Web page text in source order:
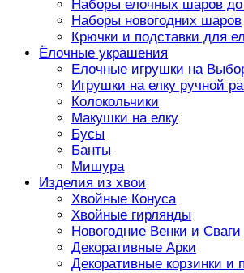
Наборы елочных шаров
Наборы новогодних шаров
Крючки и подставки для
Ёлочные украшения
Елочные игрушки на
Игрушки на елку ручной
Колокольчики
Макушки на елку
Бусы
Банты
Мишура
Изделия из хвои
Хвойные Конуса
Хвойные гирлянды
Новогодние Венки и Сваги
Декоративные Арки
Декоративные корзинки и